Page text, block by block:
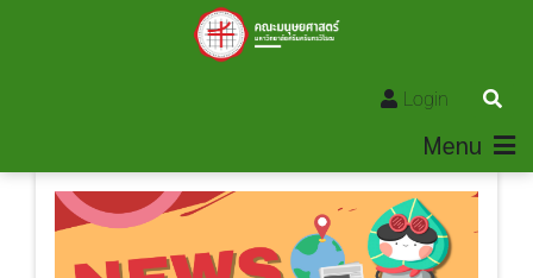
Login
Menu